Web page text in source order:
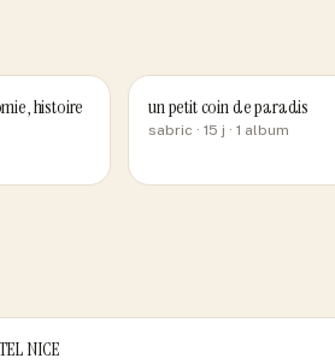
histoire
un petit coin de paradis
sabric · 15 j · 1 album
NICE